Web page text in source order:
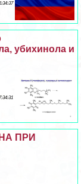
убихинола и
ПРИ